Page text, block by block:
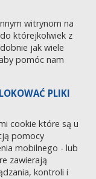
witrynom na
którejkolwiek z
jak wiele
pomóc nam
PLIKI
cookie które są u
pomocy
mobilnego - lub
zawierają
kontroli i